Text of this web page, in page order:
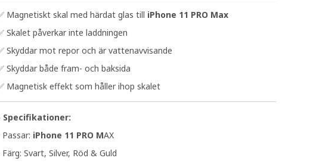
Magnetiskt skal med härdat glas till iPhone 11 PRO Max
Skalet påverkar inte laddningen
Skyddar mot repor och är vattenavvisande
Skyddar både fram- och baksida
Magnetisk effekt som håller ihop skalet
Specifikationer:
Passar: iPhone 11 PRO MAX
Färg: Svart, Silver, Röd & Guld